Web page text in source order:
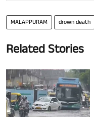
MALAPPURAM drown death
Related Stories